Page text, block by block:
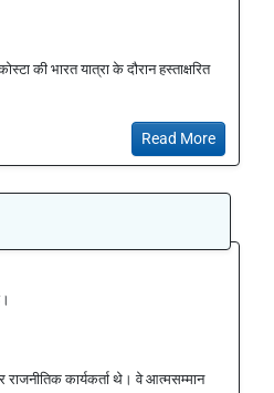
की भारत यात्रा के दौरान हस्ताक्षरित
Read More
कार्यकर्ता थे। वे आत्मसम्मान